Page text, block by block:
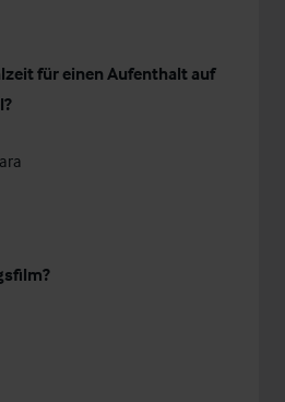
für einen Aufenthalt auf